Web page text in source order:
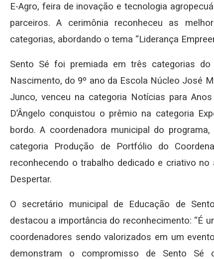
E-Agro, feira de inovação e tecnologia
parceiros. A cerimônia reconheceu as
categorias, abordando o tema “Liderança
Sento Sé foi premiada em três categorias
Nascimento, do 9º ano da Escola Núcleo José
Junco, venceu na categoria Notícias para
D’Ângelo conquistou o prêmio na categoria
bordo. A coordenadora municipal do
categoria Produção de Portfólio do
reconhecendo o trabalho dedicado e criativo
Despertar.
O secretário municipal de Educação de
destacou a importância do reconhecimento: “É
coordenadores sendo valorizados em um
demonstram o compromisso de Sento